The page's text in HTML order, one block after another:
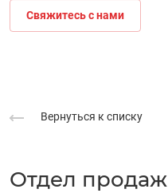
Свяжитесь с нами
Вернуться к списку
Отдел продаж